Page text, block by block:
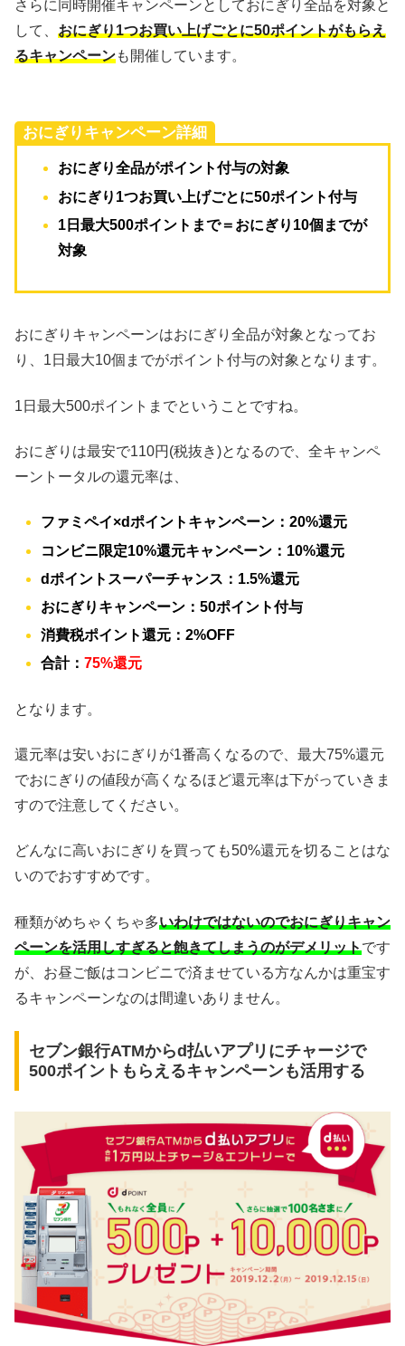
さらに同時開催キャンペーンとしておにぎり全品を対象と
して、 おにぎり1つお買い上げごとに50ポイントがもらえ
るキャンペーンも開催しています。
おにぎりキャンペーン詳細
おにぎり全品がポイント付与の対象
おにぎり1つお買い上げごとに50ポイント付与
1日最大500ポイントまで＝おにぎり10個までが
対象
おにぎりキャンペーンはおにぎり全品が対象となってお
り、1日最大10個までがポイント付与の対象となります。
1日最大500ポイントまでということですね。
おにぎりは最安で110円(税抜き)となるので、全キャンペ
ーントータルの還元率は、
ファミペイ×dポイントキャンペーン：20%還元
コンビニ限定10%還元キャンペーン：10%還元
dポイントスーパーチャンス：1.5%還元
おにぎりキャンペーン：50ポイント付与
消費税ポイント還元：2%OFF
合計：75%還元
となります。
還元率は安いおにぎりが1番高くなるので、最大75%還元
でおにぎりの値段が高くなるほど還元率は下がっていきま
すので注意してください。
どんなに高いおにぎりを買っても50%還元を切ることはな
いのでおすすめです。
種類がめちゃくちゃ多いわけではないのでおにぎりキャン
ペーンを活用しすぎると飽きてしまうのがデメリットです
が、お昼ご飯はコンビニで済ませている方なんかは重宝す
るキャンペーンなのは間違いありません。
セブン銀行ATMからd払いアプリにチャージで
500ポイントもらえるキャンペーンも活用する